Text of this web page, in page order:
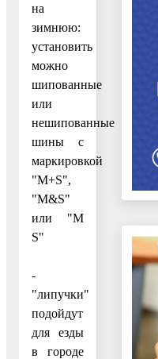
на
зимнюю:
установить
можно
шипованные
или
нешипованные
шины с
маркировкой
"M+S",
"M&S"
или "M
S"
-
"липучки"
подойдут
для езды
в городе